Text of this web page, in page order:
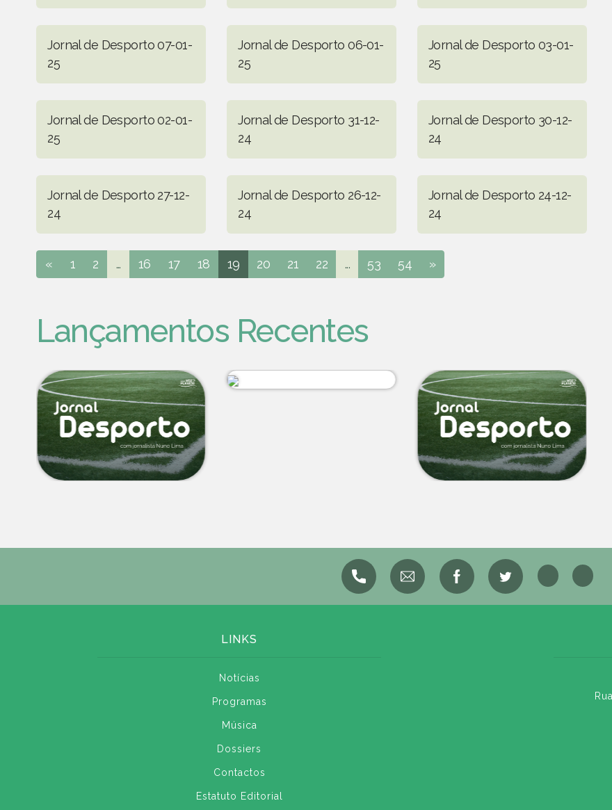
Jornal de Desporto 07-01-
25
Jornal de Desporto 06-01-
25
Jornal de Desporto 03-01-
25
Jornal de Desporto 02-01-
25
Jornal de Desporto 31-12-
24
Jornal de Desporto 30-12-
24
Jornal de Desporto 27-12-
24
Jornal de Desporto 26-12-
24
Jornal de Desporto 24-12-
24
« 1 2 ... 16 17 18 19 20 21 22 ... 53 54 »
Lançamentos Recentes
LINKS
Notícias
Programas
Música
Dossiers
Contactos
Estatuto Editorial